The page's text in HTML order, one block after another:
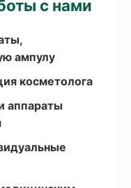
с нами
ампулу
косметолога
аппараты